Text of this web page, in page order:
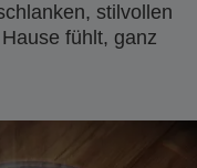
stilvollen
fühlt, ganz